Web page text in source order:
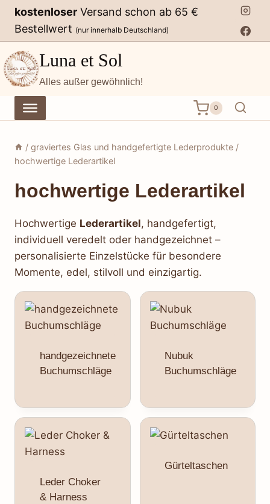
Zum
Inhalt
springen
kostenloser Versand schon ab 65 €
Bestellwert (nur innerhalb Deutschland)
Luna et Sol
Alles außer gewöhnlich!
0
/ graviertes Glas und handgefertigte Lederprodukte /
hochwertige Lederartikel
hochwertige Lederartikel
Hochwertige Lederartikel, handgefertigt,
individuell veredelt oder handgezeichnet –
personalisierte Einzelstücke für besondere
Momente, edel, stilvoll und einzigartig.
handgezeichnete
Buchumschläge
Nubuk
Buchumschläge
Leder Choker
& Harness
Gürteltaschen